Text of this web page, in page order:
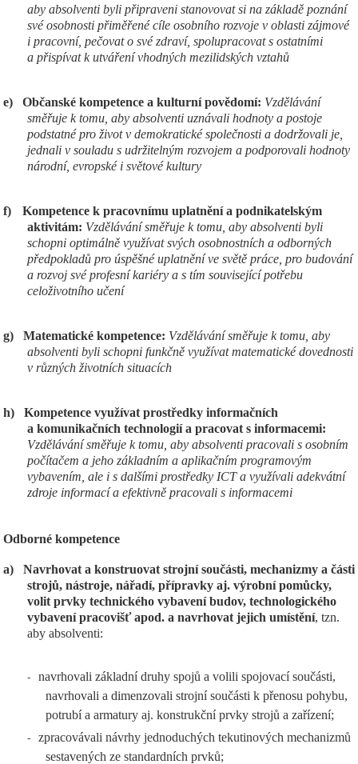
aby absolventi byli připraveni stanovovat si na základě poznání
své osobnosti přiměřené cíle osobního rozvoje v oblasti zájmové
i pracovní, pečovat o své zdraví, spolupracovat s ostatními
a přispívat k utváření vhodných mezilidských vztahů
e) Občanské kompetence a kulturní povědomí: Vzdělávání
směřuje k tomu, aby absolventi uznávali hodnoty a postoje
podstatné pro život v demokratické společnosti a dodržovali je,
jednali v souladu s udržitelným rozvojem a podporovali hodnoty
národní, evropské i světové kultury
f)
Kompetence k pracovnímu uplatnění a podnikatelským
aktivitám: Vzdělávání směřuje k tomu, aby absolventi byli
schopni optimálně využívat svých osobnostních a odborných
předpokladů pro úspěšné uplatnění ve světě práce, pro budování
a rozvoj své profesní kariéry a s tím související potřebu
celoživotního učení
g) Matematické kompetence: Vzdělávání směřuje k tomu, aby
absolventi byli schopni funkčně využívat matematické dovednosti
v různých životních situacích
h)
Kompetence využívat prostředky informačních
a komunikačních technologií a pracovat s informacemi:
Vzdělávání směřuje k tomu, aby absolventi pracovali s osobním
počítačem a jeho základním a aplikačním programovým
vybavením, ale i s dalšími prostředky ICT a využívali adekvátní
zdroje informací a efektivně pracovali s informacemi
Odborné kompetence
a)
Navrhovat a konstruovat strojní součásti, mechanizmy a části
strojů, nástroje, nářadí, přípravky aj. výrobní pomůcky,
volit prvky technického vybavení budov, technologického
vybavení pracovišť apod. a navrhovat jejich umístění, tzn.
aby absolventi:
-
navrhovali základní druhy spojů a volili spojovací součásti,
navrhovali a dimenzovali strojní součásti k přenosu pohybu,
potrubí a armatury aj. konstrukční prvky strojů a zařízení;
-
zpracovávali návrhy jednoduchých tekutinových mechanizmů
sestavených ze standardních prvků;